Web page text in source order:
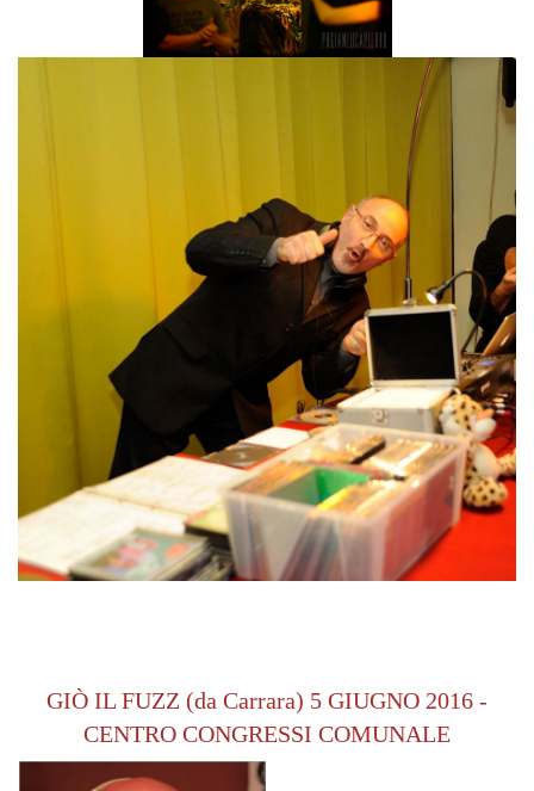
GIÒ IL FUZZ (da Carrara) 5 GIUGNO 2016 -
CENTRO CONGRESSI COMUNALE